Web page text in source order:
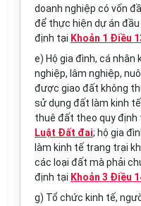
doanh nghiệp có vốn
để thực hiện dự án
định tại Khoản 1 Điều
e) Hộ gia đình, cá
nghiệp, lâm nghiệp,
được giao đất không
sử dụng đất làm kinh
thuê đất theo quy định
Luật Đất đai; hộ gia
làm kinh tế trang trại
các loại đất mà phải
định tại Khoản 3 Điều
g) Tổ chức kinh tế,